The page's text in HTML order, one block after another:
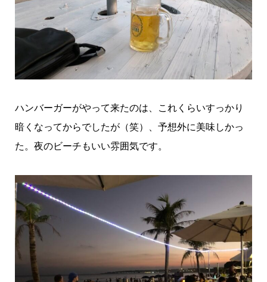
ハンバーガーがやって来たのは、これくらいすっかり
暗くなってからでしたが（笑）、予想外に美味しかっ
た。夜のビーチもいい雰囲気です。